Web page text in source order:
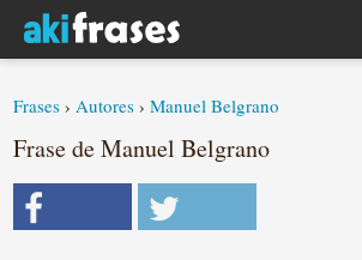
Frases ›Autores ›Manuel Belgrano
Frase de Manuel Belgrano